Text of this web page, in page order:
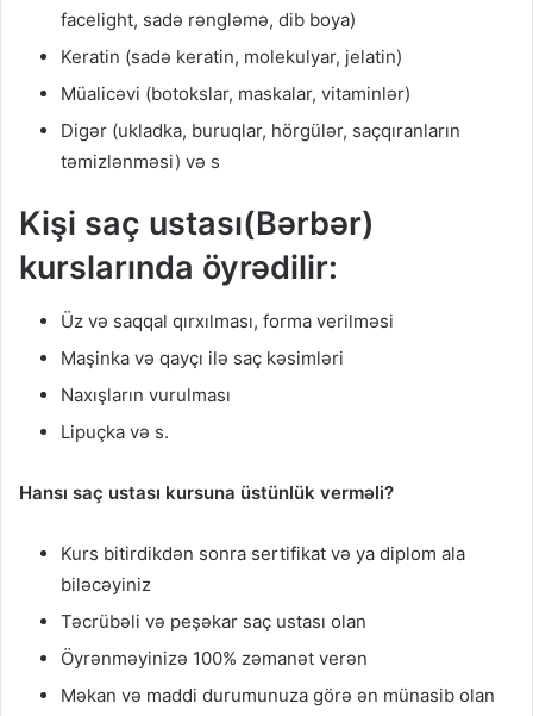
facelight, sadə rəngləmə, dib boya)
Keratin (sadə keratin, molekulyar, jelatin)
Müalicəvi (botokslar, maskalar, vitaminlər)
Digər (ukladka, buruqlar, hörgülər, saçqıranların
təmizlənməsi) və s
Kişi saç ustası(Bərbər)
kurslarında öyrədilir:
Üz və saqqal qırxılması, forma verilməsi
Maşinka və qayçı ilə saç kəsimləri
Naxışların vurulması
Lipuçka və s.
Hansı saç ustası kursuna üstünlük verməli?
Kurs bitirdikdən sonra sertifikat və ya diplom ala
biləcəyiniz
Təcrübəli və peşəkar saç ustası olan
Öyrənməyinizə 100% zəmanət verən
Məkan və maddi durumunuza görə ən münasib olan